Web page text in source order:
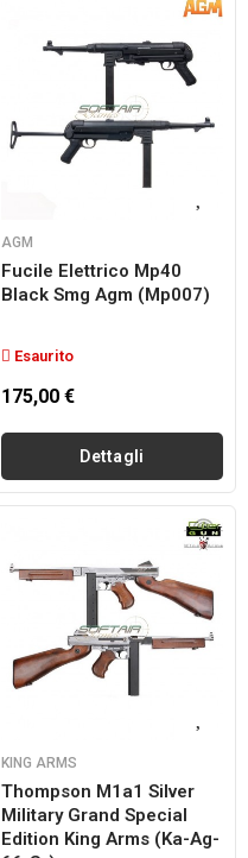
AGM
Fucile Elettrico Mp40
Black Smg Agm (mp007)
Esaurito
175,00 €
Dettagli
KING ARMS
Thompson M1a1 Silver
Military Grand Special
Edition King Arms (ka-Ag-